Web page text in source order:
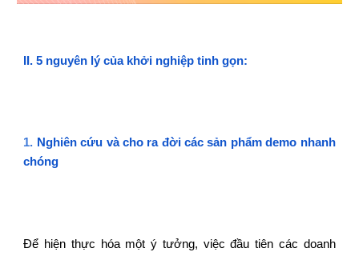
II.5 nguyên lý của khởi nghiệp tinh gọn:
1. Nghiên cứu và cho ra đời các sản phẩm demo nhanh
chóng
Để hiện thực hóa một ý tưởng, việc đầu tiên các doanh